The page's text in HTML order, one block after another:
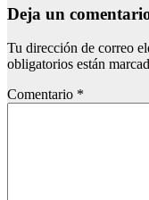
Deja un
Tu dirección de correo
obligatorios están
Comentario *